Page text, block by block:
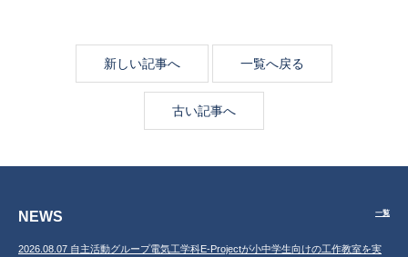
新しい記事へ 一覧へ戻る
古い記事へ
NEWS 一覧
2026.08.07 自主活動グループ電気工学科E-Projectが小中学生向けの工作教室を実